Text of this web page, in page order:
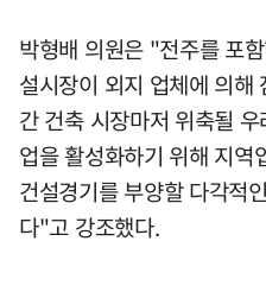
박형배 의원은 "전주를 포
설시장이 외지 업체에 의해
간 건축 시장마저 위축될
업을 활성화하기 위해 지역
건설경기를 부양할 다각적
다"고 강조했다.